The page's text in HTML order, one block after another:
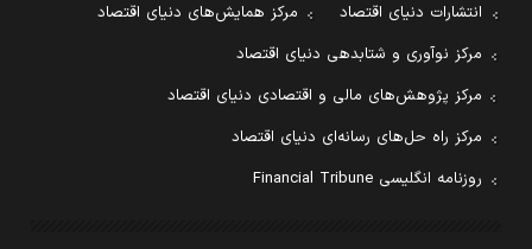
انتشارات دنیای اقتصاد
مرکز همایش‌های دنیای اقتصاد
مرکز نوآوری و شتابدهی دنیای اقتصاد
مرکز پژوهش‌های مالی و اقتصادی دنیای اقتصاد
مرکز راه حل‌های رسانه‌ای دنیای اقتصاد
روزنامه انگلیسی Financial Tribune